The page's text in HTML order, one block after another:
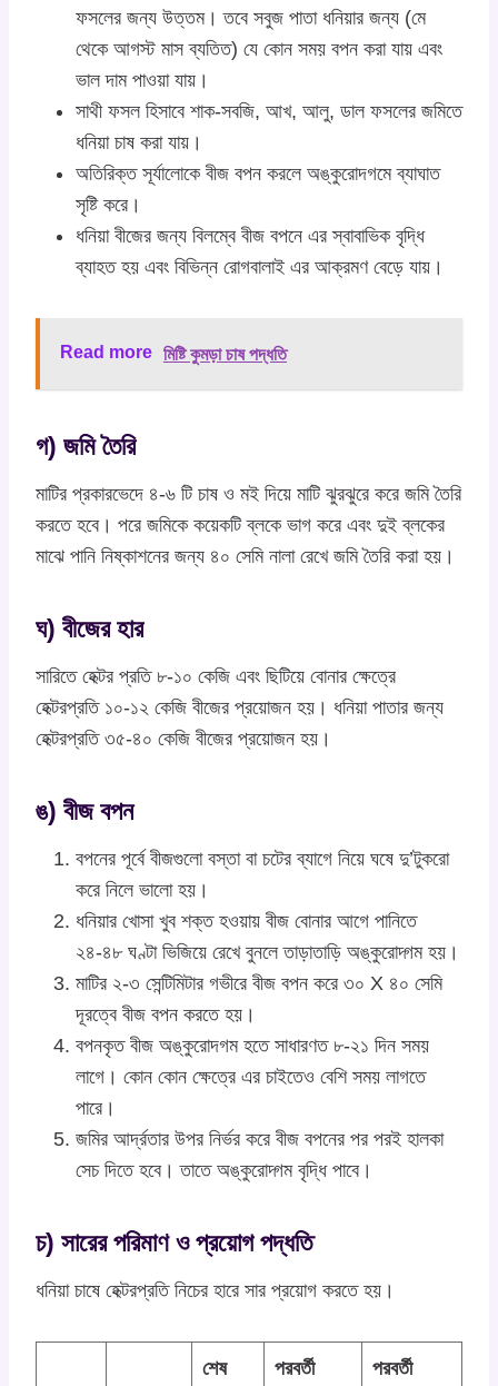
ফসলের জন্য উত্তম। তবে সবুজ পাতা ধনিয়ার জন্য (মে
থেকে আগস্ট মাস ব্যতিত) যে কোন সময় বপন করা যায় এবং
ভাল দাম পাওয়া যায়।
সাথী ফসল হিসাবে শাক-সবজি, আখ, আলু, ডাল ফসলের জমিতে
ধনিয়া চাষ করা যায়।
অতিরিক্ত সূর্যালোকে বীজ বপন করলে অঙ্কুরোদগমে ব্যাঘাত
সৃষ্টি করে।
ধনিয়া বীজের জন্য বিলম্বে বীজ বপনে এর স্বাবাভিক বৃদ্ধি
ব্যাহত হয় এবং বিভিন্ন রোগবালাই এর আক্রমণ বেড়ে যায়।
Read more মিষ্টি কুমড়া চাষ পদ্ধতি
গ) জমি তৈরি
মাটির প্রকারভেদে ৪-৬ টি চাষ ও মই দিয়ে মাটি ঝুরঝুরে করে জমি তৈরি
করতে হবে। পরে জমিকে কয়েকটি ব্লকে ভাগ করে এবং দুই ব্লকের
মাঝে পানি নিষ্কাশনের জন্য ৪০ সেমি নালা রেখে জমি তৈরি করা হয়।
ঘ) বীজের হার
সারিতে হেক্টর প্রতি ৮-১০ কেজি এবং ছিটিয়ে বোনার ক্ষেত্রে
হেক্টরপ্রতি ১০-১২ কেজি বীজের প্রয়োজন হয়। ধনিয়া পাতার জন্য
হেক্টরপ্রতি ৩৫-৪০ কেজি বীজের প্রয়োজন হয়।
ঙ) বীজ বপন
বপনের পূর্বে বীজগুলো বস্তা বা চটের ব্যাগে নিয়ে ঘষে দু’টুকরো
করে নিলে ভালো হয়।
ধনিয়ার খোসা খুব শক্ত হওয়ায় বীজ বোনার আগে পানিতে
২৪-৪৮ ঘণ্টা ভিজিয়ে রেখে বুনলে তাড়াতাড়ি অঙ্কুরোদ্গম হয়।
মাটির ২-৩ সেন্টিমিটার গভীরে বীজ বপন করে ৩০ X ৪০ সেমি
দূরত্বে বীজ বপন করতে হয়।
বপনকৃত বীজ অঙ্কুরোদগম হতে সাধারণত ৮-২১ দিন সময়
লাগে। কোন কোন ক্ষেত্রে এর চাইতেও বেশি সময় লাগতে
পারে।
জমির আর্দ্রতার উপর নির্ভর করে বীজ বপনের পর পরই হালকা
সেচ দিতে হবে। তাতে অঙ্কুরোদ্গম বৃদ্ধি পাবে।
চ) সারের পরিমাণ ও প্রয়োগ পদ্ধতি
ধনিয়া চাষে হেক্টরপ্রতি নিচের হারে সার প্রয়োগ করতে হয়।
শেষ
পরবর্তী
পরবর্তী